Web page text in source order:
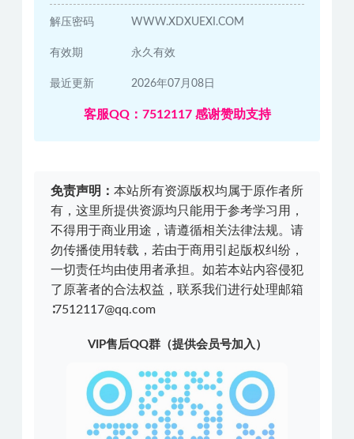
解压密码 WWW.XDXUEXI.COM
有效期 永久有效
最近更新 2026年07月08日
客服QQ：7512117 感谢赞助支持
免责声明： 本站所有资源版权均属于原作者所
有，这里所提供资源均只能用于参考学习用，
不得用于商业用途，请遵循相关法律法规。请
勿传播使用转载，若由于商用引起版权纠纷，
一切责任均由使用者承担。如若本站内容侵犯
了原著者的合法权益，联系我们进行处理邮箱
∶7512117@qq.com
VIP售后QQ群（提供会员号加入）